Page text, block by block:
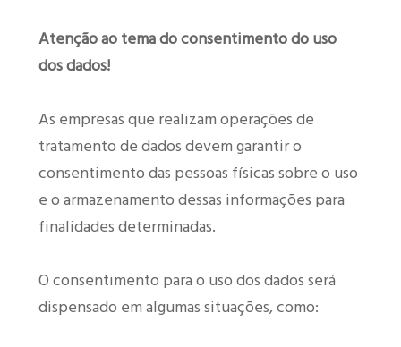
Atenção ao tema do consentimento do uso
dos dados!
As empresas que realizam operações de
tratamento de dados devem garantir o
consentimento das pessoas físicas sobre o uso
e o armazenamento dessas informações para
finalidades determinadas.
O consentimento para o uso dos dados será
dispensado em algumas situações, como: